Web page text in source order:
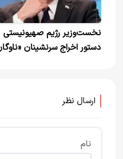
نخست‌وزیر رژیم صهیونیستی
دستور اخراج سرنشینان
ارسال نظر
نام